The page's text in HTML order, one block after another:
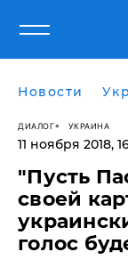
Новости
ДИАЛОГ УКРАИНА
11 ноября 2018,
"Пусть
своей
голос